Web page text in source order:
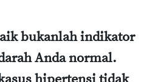
bukanlah indikator
Anda normal.